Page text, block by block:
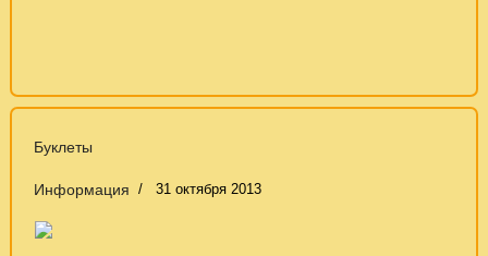
Буклеты
Информация 31 октября 2013